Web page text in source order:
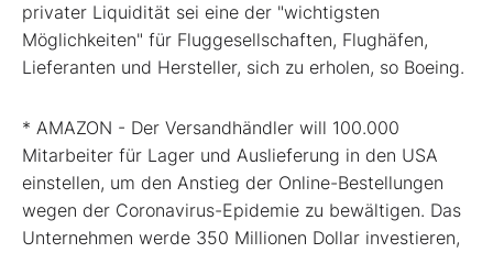
privater Liquidität sei eine der "wichtigsten
Möglichkeiten" für Fluggesellschaften, Flughäfen,
Lieferanten und Hersteller, sich zu erholen, so Boeing.
* AMAZON - Der Versandhändler will 100.000
Mitarbeiter für Lager und Auslieferung in den USA
einstellen, um den Anstieg der Online-Bestellungen
wegen der Coronavirus-Epidemie zu bewältigen. Das
Unternehmen werde 350 Millionen Dollar investieren,